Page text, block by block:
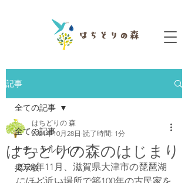
記事
全ての記事
ナチュラルライフ
掲示板
全ての記事
はちどりの森のはじまり
はちどりの 森
2021年10月28日 読了時間: 1分
2020年11月、滋賀県大津市の琵琶湖